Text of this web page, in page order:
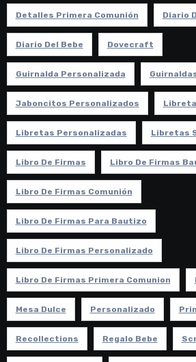
Detalles Primera Comunión Diario
Diario Del Bebe Dovecraft
Guirnalda Personalizada
Jaboncitos Personalizados
Libretas Personalizadas Libretas
Libro De Firmas Libro De Firmas
Libro De Firmas Comunión
Libro De Firmas Para Bautizo
Libro De Firmas Personalizado
Libro De Firmas Primera Comunion
Mesa Dulce Personalizado
Recollections Regalo Bebe